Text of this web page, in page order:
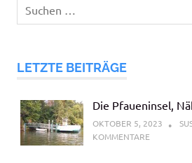
nach:
LETZTE BEITRÄGE
Die Pfaueninsel,
OKTOBER 5, 2023
KOMMENTARE